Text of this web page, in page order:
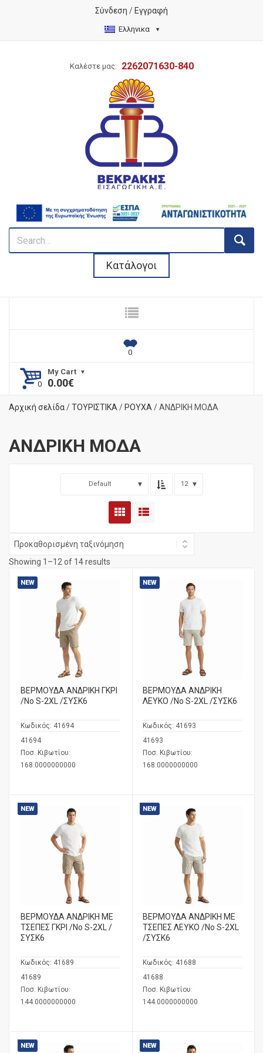
Σύνδεση / Εγγραφή
Ελληνικα
Καλέστε μας: 2262071630-840
Κατάλογοι
My Cart
0.00€
Αρχική σελίδα/ΤΟΥΡΙΣΤΙΚΑ/ ΡΟΥΧΑ/ ΑΝΔΡΙΚΗ ΜΟΔΑ
ΑΝΔΡΙΚΗ ΜΟΔΑ
Default 12
Showing 1–12 of 14 results
NEW
ΒΕΡΜΟΥΔΑ ΑΝΔΡΙΚΗ ΓΚΡΙ
/No S-2XL /ΣΥΣΚ6
Κωδικός: 41694
41694
Ποσ. Κιβωτίου:
168.0000000000
NEW
ΒΕΡΜΟΥΔΑ ΑΝΔΡΙΚΗ
ΛΕΥΚΟ /No S-2XL /ΣΥΣΚ6
Κωδικός: 41693
41693
Ποσ. Κιβωτίου:
168.0000000000
NEW
ΒΕΡΜΟΥΔΑ ΑΝΔΡΙΚΗ ΜΕ
ΤΣΕΠΕΣ ΓΚΡΙ /No S-2XL /
ΣΥΣΚ6
Κωδικός: 41689
41689
Ποσ. Κιβωτίου:
144.0000000000
NEW
ΒΕΡΜΟΥΔΑ ΑΝΔΡΙΚΗ ΜΕ
ΤΣΕΠΕΣ ΛΕΥΚΟ /No S-2XL
/ΣΥΣΚ6
Κωδικός: 41688
41688
Ποσ. Κιβωτίου:
144.0000000000
NEW NEW